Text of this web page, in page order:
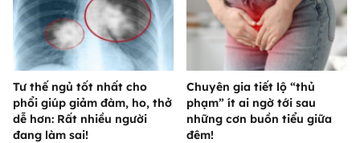
Tư thế ngủ tốt nhất cho
phổi giúp giảm đàm, ho, thở
dễ hơn: Rất nhiều người
đang làm sai!
Chuyên gia tiết lộ “thủ
phạm” ít ai ngờ tới sau
những cơn buồn tiểu giữa
đêm!